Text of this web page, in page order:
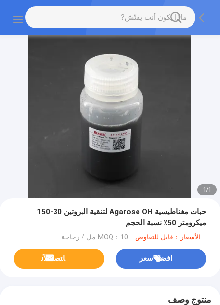
1
/
1
حبات مغناطيسية Agarose OH لتنقية البروتين 30-150
ميكرومتر 50٪ نسبة الحجم
الأسعار：قابل للتفاوض MOQ：10 مل / زجاجة
افضل سعر ﺎﺘﺼﻟ ﺍﻶﻧ
منتوج وصف